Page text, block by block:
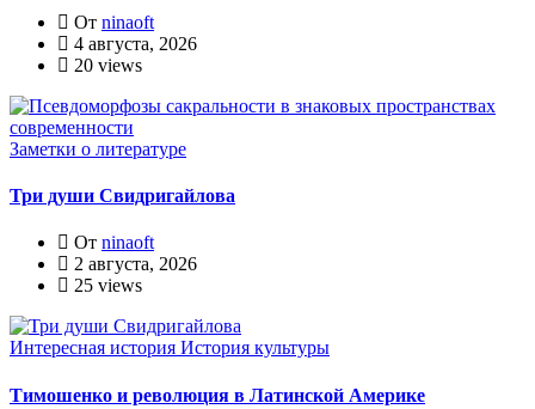
От ninaoft
4 августа, 2026
20 views
Заметки о литературе
Три души Свидригайлова
От ninaoft
2 августа, 2026
25 views
Интересная история История культуры
Тимошенко и революция в Латинской Америке